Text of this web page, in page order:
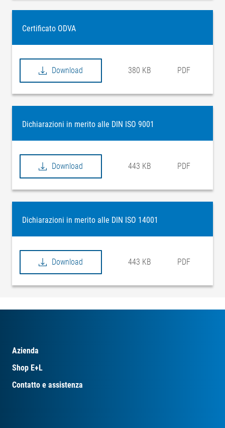
Certificato ODVA
Download 380 KB PDF
Dichiarazioni in merito alle DIN ISO 9001
Download 443 KB PDF
Dichiarazioni in merito alle DIN ISO 14001
Download 443 KB PDF
Azienda
Shop E+L
Contatto e assistenza